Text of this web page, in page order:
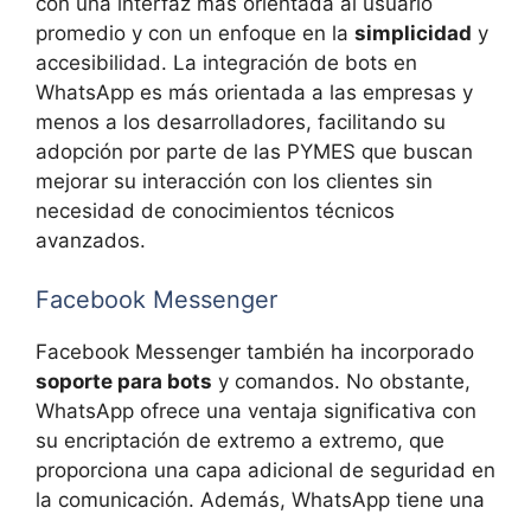
promedio y con un enfoque en la simplicidad y
accesibilidad. La integración de bots en
WhatsApp es más orientada a las empresas y
menos a los desarrolladores, facilitando su
adopción por parte de las PYMES que buscan
mejorar su interacción con los clientes sin
necesidad de conocimientos técnicos
avanzados.
Facebook Messenger
Facebook Messenger también ha incorporado
soporte para bots y comandos. No obstante,
WhatsApp ofrece una ventaja significativa con
su encriptación de extremo a extremo, que
proporciona una capa adicional de seguridad en
la comunicación. Además, WhatsApp tiene una